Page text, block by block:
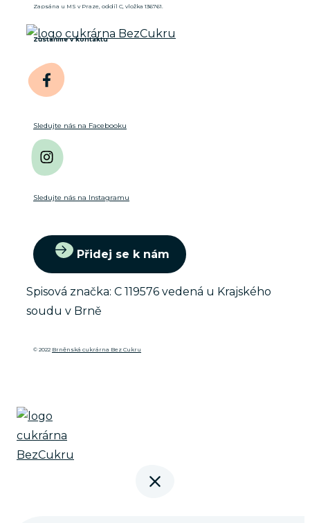
Zapsána u MS v Praze, oddíl C, vložka 136761.
Zůstaňme v kontaktu
Sledujte nás na Facebooku
Sledujte nás na Instagramu
Přidej se k nám
Spisová značka: C 119576 vedená u Krajského
soudu v Brně
© 2022 Brněnská cukrárna Bez Cukru